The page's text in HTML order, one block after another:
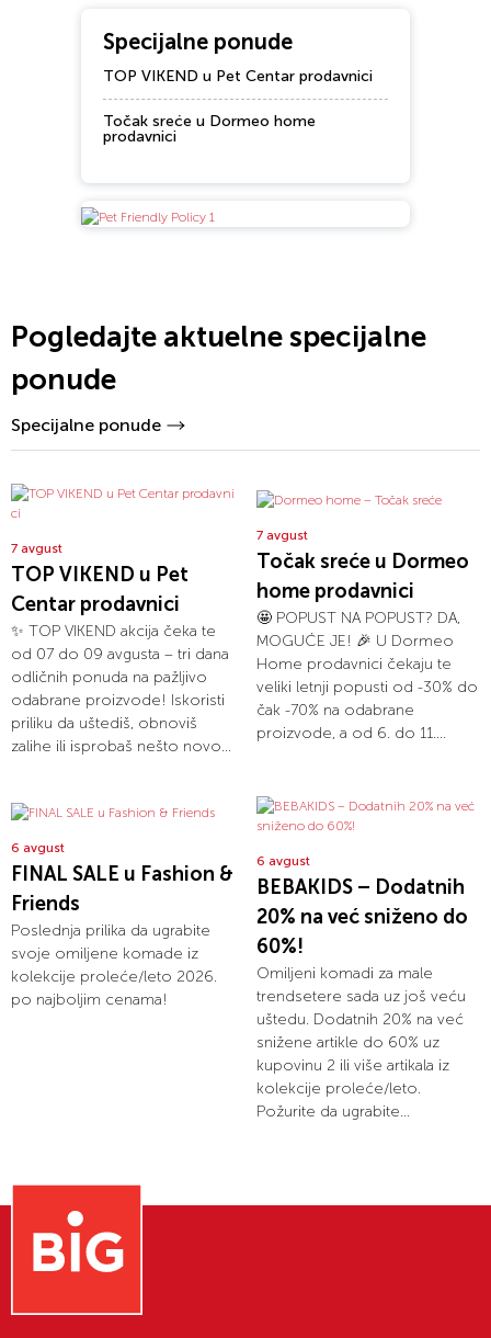
Specijalne ponude
TOP VIKEND u Pet Centar prodavnici
Točak sreće u Dormeo home
prodavnici
Pogledajte aktuelne specijalne
ponude
Specijalne ponude
7 avgust
TOP VIKEND u Pet
Centar prodavnici
✨ TOP VIKEND akcija čeka te
od 07 do 09 avgusta – tri dana
odličnih ponuda na pažljivo
odabrane proizvode! Iskoristi
priliku da uštediš, obnoviš
zalihe ili isprobaš nešto novo...
7 avgust
Točak sreće u Dormeo
home prodavnici
🤩 POPUST NA POPUST? DA,
MOGUĆE JE! 🎉 U Dormeo
Home prodavnici čekaju te
veliki letnji popusti od -30% do
čak -70% na odabrane
proizvode, a od 6. do 11....
6 avgust
FINAL SALE u Fashion &
Friends
Poslednja prilika da ugrabite
svoje omiljene komade iz
kolekcije proleće/leto 2026.
po najboljim cenama!
6 avgust
BEBAKIDS – Dodatnih
20% na već sniženo do
60%!
Omiljeni komadi za male
trendsetere sada uz još veću
uštedu. Dodatnih 20% na već
snižene artikle do 60% uz
kupovinu 2 ili više artikala iz
kolekcije proleće/leto.
Požurite da ugrabite...